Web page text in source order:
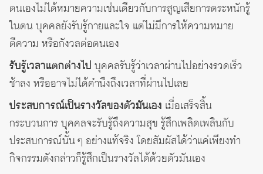
ตนเองไม่ได้หมายความเช่นเดียวกับการสูญเสียการตระหนักรู้
ในตน บุคคลยังรับรู้กายและใจ แต่ไม่มีการให้ความหมาย
ตีความ หรือกังวลต่อตนเอง
รับรู้เวลาแตกต่างไป บุคคลรับรู้ว่าเวลาผ่านไปอย่างรวดเร็ว
ช้าลง หรืออาจไม่ได้คำนึงถึงเวลาที่ผ่านไปเลย
ประสบการณ์เป็นรางวัลของตัวมันเอง เมื่อเสร็จสิ้น
กระบวนการ บุคคลจะรับรู้ถึงความสุข รู้สึกเพลิดเพลินกับ
ประสบการณ์นั้น ๆ อย่างแท้จริง โดยสัมผัสได้ว่าแค่เพียงทำ
กิจกรรมดังกล่าวก็รู้สึกเป็นรางวัลได้ด้วยตัวมันเอง